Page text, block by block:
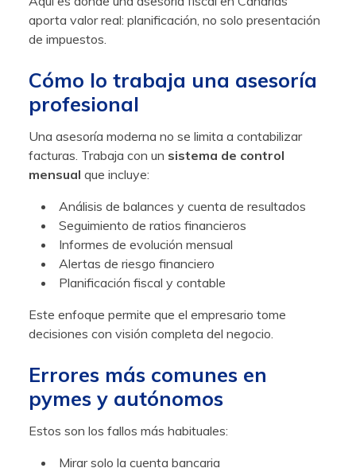
aporta valor real: planificación, no solo presentación
de impuestos.
Cómo lo trabaja una asesoría
profesional
Una asesoría moderna no se limita a contabilizar
facturas. Trabaja con un sistema de control
mensual que incluye:
Análisis de balances y cuenta de resultados
Seguimiento de ratios financieros
Informes de evolución mensual
Alertas de riesgo financiero
Planificación fiscal y contable
Este enfoque permite que el empresario tome
decisiones con visión completa del negocio.
Errores más comunes en
pymes y autónomos
Estos son los fallos más habituales:
Mirar solo la cuenta bancaria